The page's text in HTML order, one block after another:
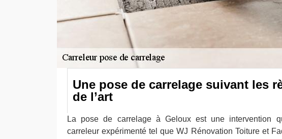
Une pose de carrelage suivant les
de l’art
La pose de carrelage à Geloux est une intervention
carreleur expérimenté tel que WJ Rénovation Toiture et